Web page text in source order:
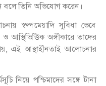
বলে তিনি অভিযোগ করেন।
স্বল্পমেয়াদি সুবিধা ভেবে
আস্থিভিত্তিক অঙ্গীকারে তাদের
এই আস্থাহীনতাই আলোচনার
নিয়ে পশ্চিমাদের সঙ্গে টানা